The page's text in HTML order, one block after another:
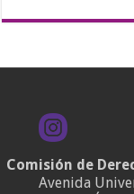
Comisión de
Avenida